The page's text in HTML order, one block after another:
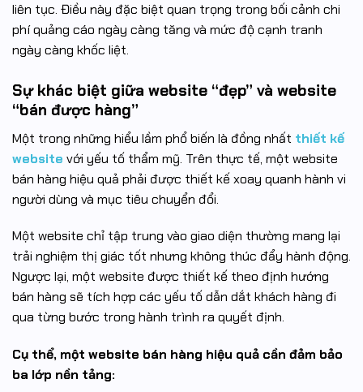
liên tục. Điều này đặc biệt quan trọng trong bối cảnh chi
phí quảng cáo ngày càng tăng và mức độ cạnh tranh
ngày càng khốc liệt.
Sự khác biệt giữa website “đẹp” và website
“bán được hàng”
Một trong những hiểu lầm phổ biến là đồng nhất thiết kế
website với yếu tố thẩm mỹ. Trên thực tế, một website
bán hàng hiệu quả phải được thiết kế xoay quanh hành vi
người dùng và mục tiêu chuyển đổi.
Một website chỉ tập trung vào giao diện thường mang lại
trải nghiệm thị giác tốt nhưng không thúc đẩy hành động.
Ngược lại, một website được thiết kế theo định hướng
bán hàng sẽ tích hợp các yếu tố dẫn dắt khách hàng đi
qua từng bước trong hành trình ra quyết định.
Cụ thể, một website bán hàng hiệu quả cần đảm bảo
ba lớp nền tảng: